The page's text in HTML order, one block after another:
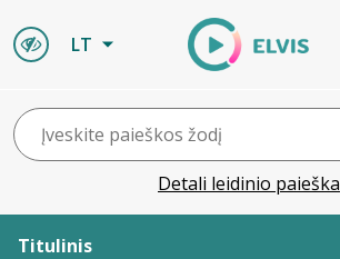
LT
Detali leidinio paieška
Titulinis